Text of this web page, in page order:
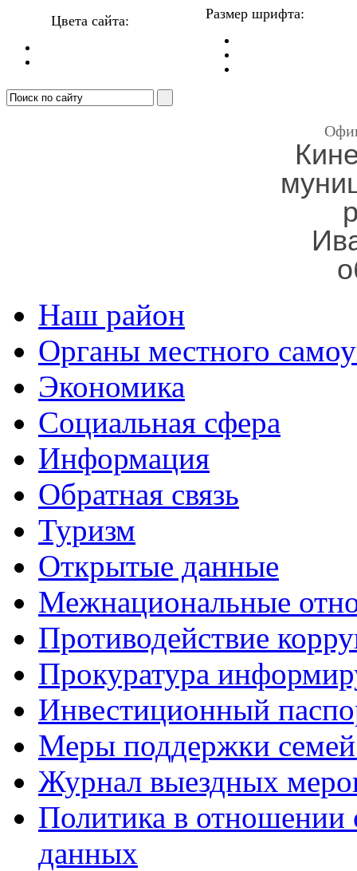
Цвета сайта: Размер шрифта:
Наш район
Органы местного
Экономика
Социальная сфера
Информация
Обратная связь
Туризм
Открытые данные
Межнациональные
Противодействие
Прокуратура
Инвестиционный
Меры поддержки
Журнал выездных
Политика в отношении
данных